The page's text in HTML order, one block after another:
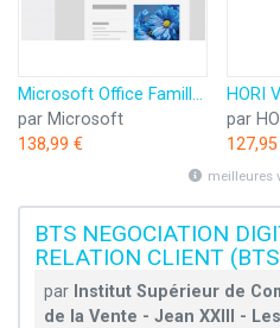
Microsoft Office Famille 2024 | Code d'activation envoyé par email
par Microsoft
138,99 €
par
meilleures
BTS NEGOCIATION
RELATION CLIENT
par Institut Supérieur de
de la Vente - Jean XXIII - Les